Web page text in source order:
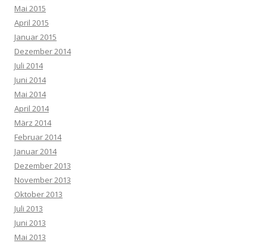
Mai 2015
April 2015
Januar 2015
Dezember 2014
Juli 2014
Juni 2014
Mai 2014
April 2014
März 2014
Februar 2014
Januar 2014
Dezember 2013
November 2013
Oktober 2013
Juli 2013
Juni 2013
Mai 2013